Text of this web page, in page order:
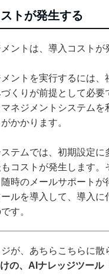
ストが発生する
ントは、導入コストが
ントを実行するには、
くりが前提として必要
ネジメントシステムを
かかります。
テムでは、初期設定に
コストが発生します。
時のメールサポートが
ルを導入して、導入に
す。
ジが、あちらこちらに散
の、AIナレッジツール